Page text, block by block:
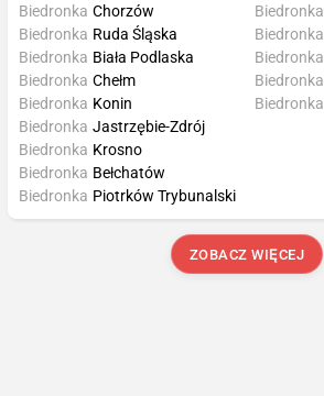
Biedronka Chorzów
Biedronka
Biedronka Ruda Śląska
Biedronka Biała Podlaska
Biedronka Chełm
Biedronka Konin
Biedronka
Biedronka
Biedronka
Biedronka
Biedronka Jastrzębie-Zdrój
Biedronka Krosno
Biedronka Bełchatów
Biedronka Piotrków Trybunalski
ZOBACZ WIĘCEJ